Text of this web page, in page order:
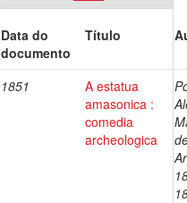
Data do
documento
Título
1851
A estatua
amasonica :
comedia
archeologica